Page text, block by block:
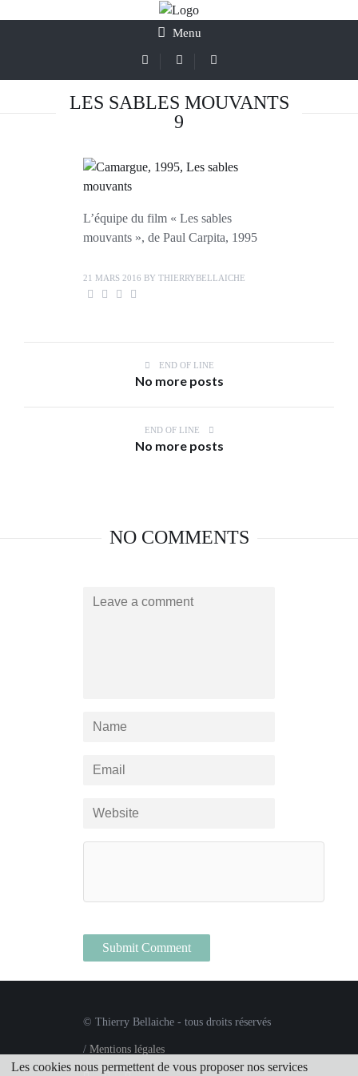
Menu
LES SABLES MOUVANTS
9
L’équipe du film « Les sables
mouvants », de Paul Carpita, 1995
21 MARS 2016 BY THIERRYBELLAICHE
END OF LINE
No more posts
END OF LINE
No more posts
NO COMMENTS
© Thierry Bellaiche - tous droits réservés
/ Mentions légales
Les cookies nous permettent de vous proposer nos services